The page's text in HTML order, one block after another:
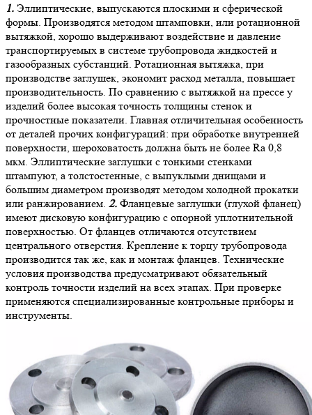
1. Эллиптические, выпускаются плоскими и сферической
формы. Производятся методом штамповки, или ротационной
вытяжкой, хорошо выдерживают воздействие и давление
транспортируемых в системе трубопровода жидкостей и
газообразных субстанций. Ротационная вытяжка, при
производстве заглушек, экономит расход металла, повышает
производительность. По сравнению с вытяжкой на прессе у
изделий более высокая точность толщины стенок и
прочностные показатели. Главная отличительная особенность
от деталей прочих конфигураций: при обработке внутренней
поверхности, шероховатость должна быть не более Ra 0,8
мкм. Эллиптические заглушки с тонкими стенками
штампуют, а толстостенные, с выпуклыми днищами и
большим диаметром производят методом холодной прокатки
или ранжированием. 2. Фланцевые заглушки (глухой фланец)
имеют дисковую конфигурацию с опорной уплотнительной
поверхностью. От фланцев отличаются отсутствием
центрального отверстия. Крепление к торцу трубопровода
производится так же, как и монтаж фланцев. Технические
условия производства предусматривают обязательный
контроль точности изделий на всех этапах. При проверке
применяются специализированные контрольные приборы и
инструменты.